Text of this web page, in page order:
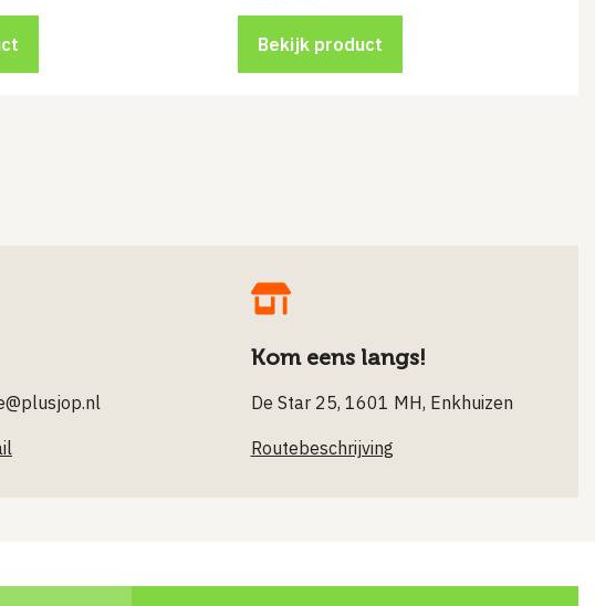
Bekijk product
Kom eens langs!
De Star 25, 1601 MH, Enkhuizen
Routebeschrijving